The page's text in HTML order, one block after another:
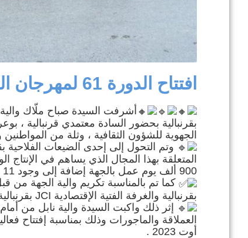
افتتاح الدورة 61 لمهرجان العنب بقرنبالية
بقرنبالية بحضور السادة معتمدي قرنبالية ،
الجهوية للشؤون الثقافية ، وثلة من
وتم التحول إلى إحدى الضيعات الفلاحية
900 ألف يوم عمل بالجهة إضافة إلى وجود 11 معصرة بطاقة تحويل تصل إلى 2000 طن/ يوم،.
كما تم بالمناسبة تكريم والية الجهة من
بقرنبالية والغرفة الفتية الإقتصادية JCI بقرنبالية.
إثر ذلك واكبت السيدة والية نابل من
أوت 2023 .